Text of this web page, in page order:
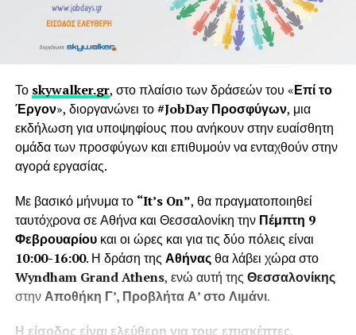
Το skywalker.gr, στο πλαίσιο των δράσεών του «Επί το
Έργον», διοργανώνει το#JobDay Προσφύγων, μια
εκδήλωση για υποψηφίους που ανήκουν στην ευαίσθητη
ομάδα των προσφύγων και επιθυμούν να ενταχθούν στην
αγορά εργασίας.
Με βασικό μήνυμα το “It’s On”, θα πραγματοποιηθεί
ταυτόχρονα σε Αθήνα και Θεσσαλονίκη την Πέμπτη 9
Φεβρουαρίουκαι οι ώρες και για τις δύο πόλεις είναι
10:00-16:00. Η δράση της Αθήναςθα λάβει χώρα στο
Wyndham Grand Athens, ενώ αυτή της Θεσσαλονίκης
στηνΑποθήκη Γ’, Προβλήτα Α’ στο Λιμάνι.
Η είσοδος είναι ελεύθερη για τους επισκέπτες.